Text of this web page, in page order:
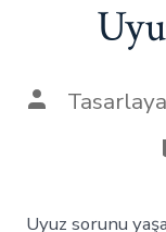
Yazının
Uyuz sorunu